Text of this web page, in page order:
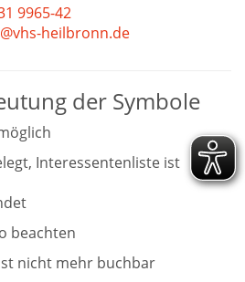
9965-42
heilbronn.de
der Symbole
Interessentenliste ist
beachten
nicht mehr buchbar